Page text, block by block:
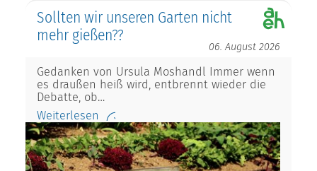
Sollten wir unseren Garten nicht
mehr gießen??
06. August 2026
Gedanken von Ursula Moshandl Immer wenn
es draußen heiß wird, entbrennt wieder die
Debatte, ob…
Weiterlesen